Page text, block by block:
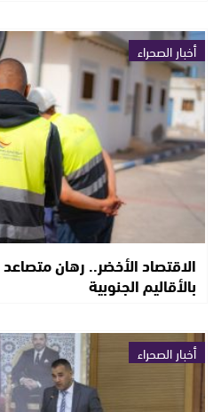
أخبار الصحراء
الاقتصاد الأخضر.. رهان متصاعد
بالأقاليم الجنوبية
أخبار الصحراء